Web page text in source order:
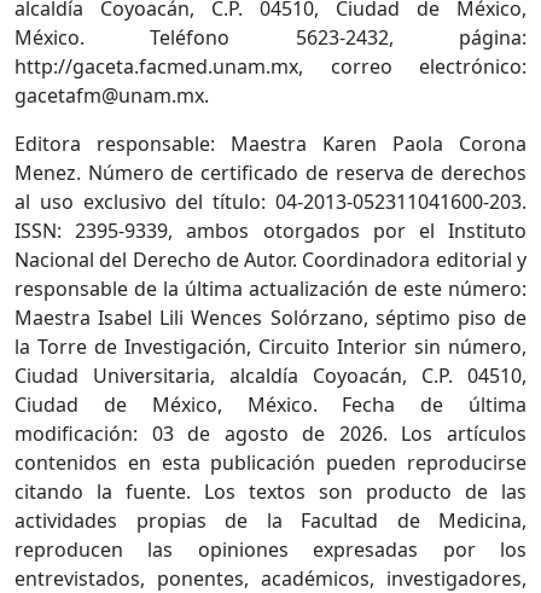
alcaldía Coyoacán, C.P. 04510, Ciudad de México,
México. Teléfono 5623-2432, página:
http://gaceta.facmed.unam.mx, correo electrónico:
gacetafm@unam.mx.
Editora responsable: Maestra Karen Paola Corona
Menez. Número de certificado de reserva de derechos
al uso exclusivo del título: 04-2013-052311041600-203.
ISSN: 2395-9339, ambos otorgados por el Instituto
Nacional del Derecho de Autor. Coordinadora editorial y
responsable de la última actualización de este número:
Maestra Isabel Lili Wences Solórzano, séptimo piso de
la Torre de Investigación, Circuito Interior sin número,
Ciudad Universitaria, alcaldía Coyoacán, C.P. 04510,
Ciudad de México, México. Fecha de última
modificación: 03 de agosto de 2026. Los artículos
contenidos en esta publicación pueden reproducirse
citando la fuente. Los textos son producto de las
actividades propias de la Facultad de Medicina,
reproducen las opiniones expresadas por los
entrevistados, ponentes, académicos, investigadores,